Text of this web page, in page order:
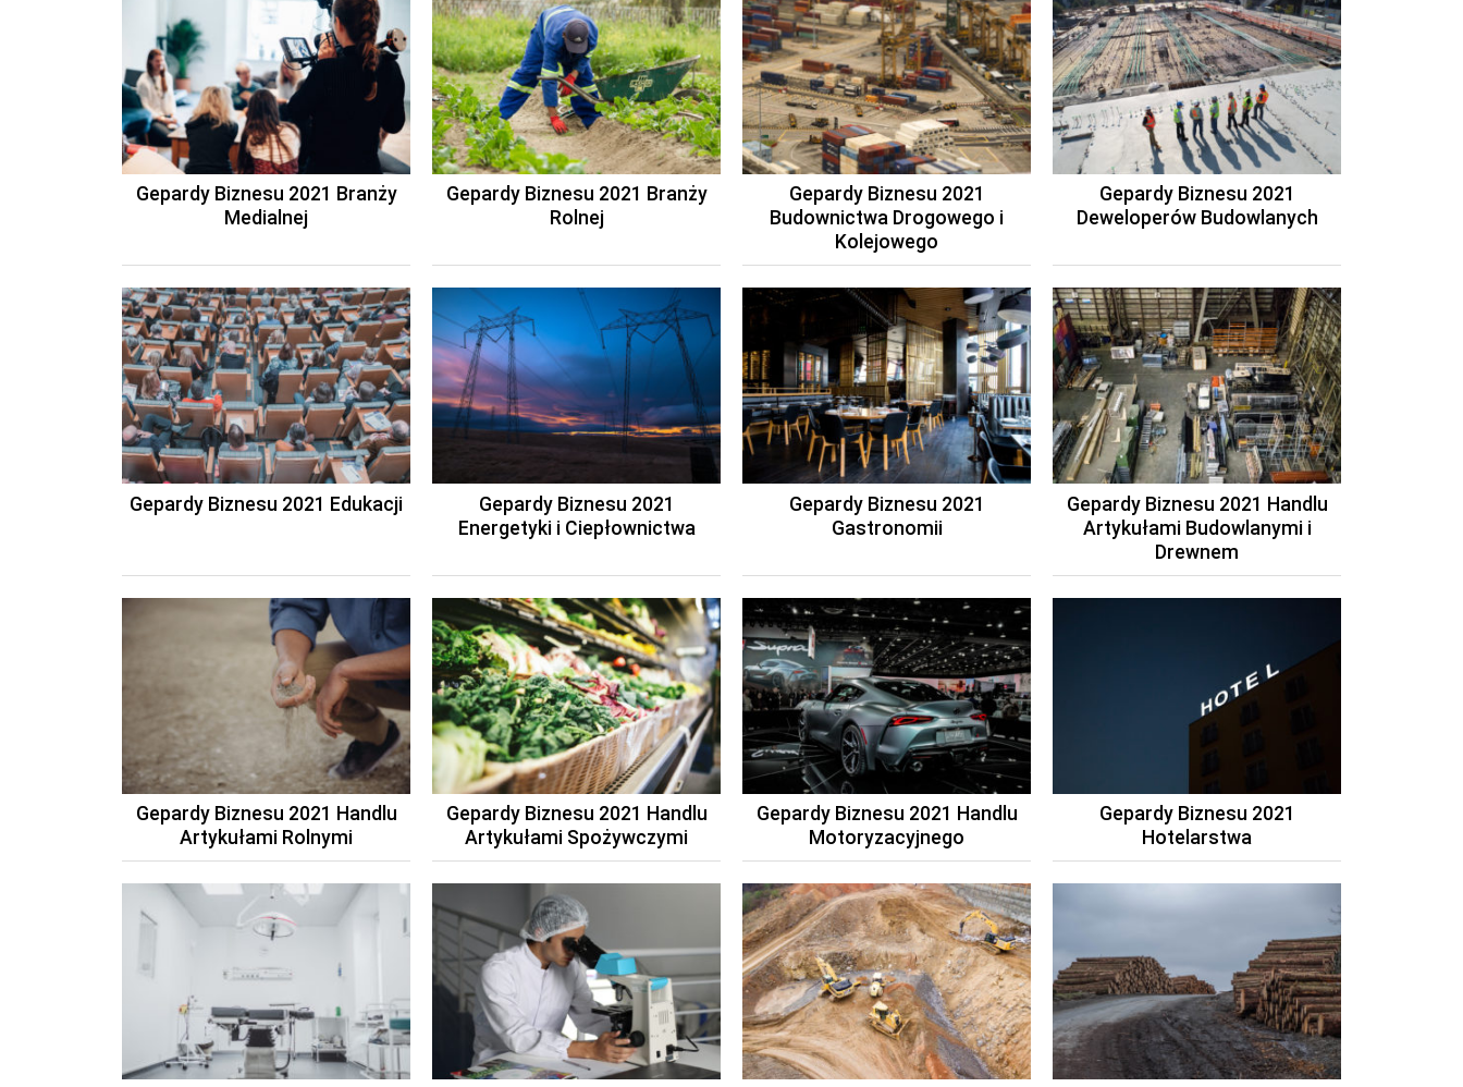
Gepardy Biznesu 2021 Branży
Medialnej
Gepardy Biznesu 2021 Branży
Rolnej
Gepardy Biznesu 2021
Budownictwa Drogowego i
Kolejowego
Gepardy Biznesu 2021
Deweloperów Budowlanych
Gepardy Biznesu 2021 Edukacji
Gepardy Biznesu 2021
Energetyki i Ciepłownictwa
Gepardy Biznesu 2021
Gastronomii
Gepardy Biznesu 2021 Handlu
Artykułami Budowlanymi i
Drewnem
Gepardy Biznesu 2021 Handlu
Artykułami Rolnymi
Gepardy Biznesu 2021 Handlu
Artykułami Spożywczymi
Gepardy Biznesu 2021 Handlu
Motoryzacyjnego
Gepardy Biznesu 2021
Hotelarstwa